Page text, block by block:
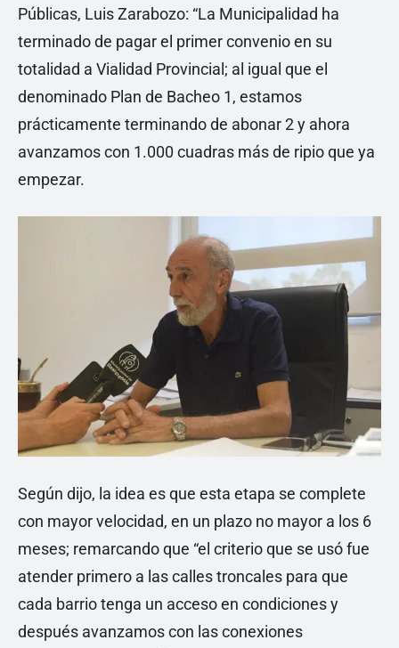
Públicas, Luis Zarabozo: “La Municipalidad ha
terminado de pagar el primer convenio en su
totalidad a Vialidad Provincial; al igual que el
denominado Plan de Bacheo 1, estamos
prácticamente terminando de abonar 2 y ahora
avanzamos con 1.000 cuadras más de ripio que ya
empezar.
Según dijo, la idea es que esta etapa se complete
con mayor velocidad, en un plazo no mayor a los 6
meses; remarcando que “el criterio que se usó fue
atender primero a las calles troncales para que
cada barrio tenga un acceso en condiciones y
después avanzamos con las conexiones